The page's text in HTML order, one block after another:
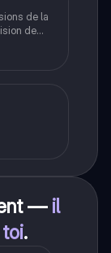
de la
de
et
les
— il
.